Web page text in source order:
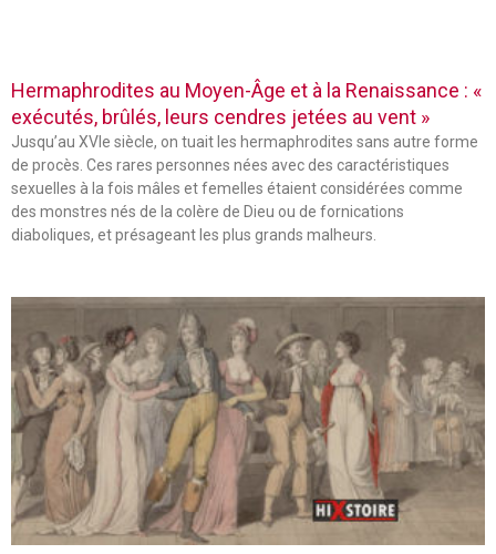
Hermaphrodites au Moyen-Âge et à la Renaissance : «
exécutés, brûlés, leurs cendres jetées au vent »
Jusqu’au XVIe siècle, on tuait les hermaphrodites sans autre forme
de procès. Ces rares personnes nées avec des caractéristiques
sexuelles à la fois mâles et femelles étaient considérées comme
des monstres nés de la colère de Dieu ou de fornications
diaboliques, et présageant les plus grands malheurs.